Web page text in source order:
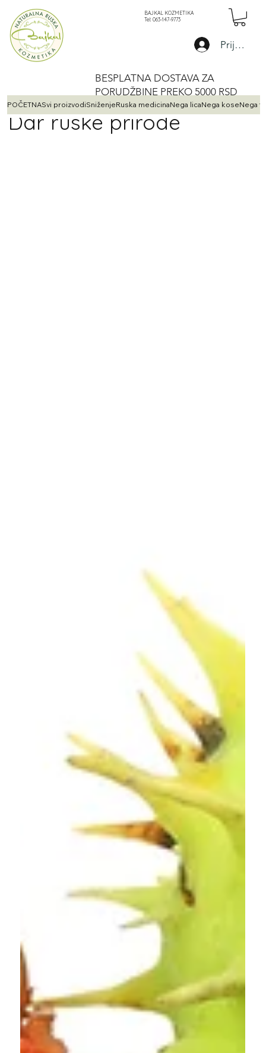
BAJKAL KOZMETIKA
Tel: 063-147-9773
BESPLATNA DOSTAVA ZA
PORUDŽBINE PREKO 5000 RSD
POČETNASvi proizvodiSniženjeRuska medicinaNega licaNega koseNega
Prijava
Dar ruske prirode